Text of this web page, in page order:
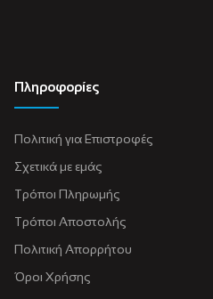
Πληροφορίες
Πολιτική για Eπιστροφές
Σχετικά με εμάς
Τρόποι Πληρωμής
Τρόποι Αποστολής
Πολιτική Απορρήτου
Όροι Χρήσης